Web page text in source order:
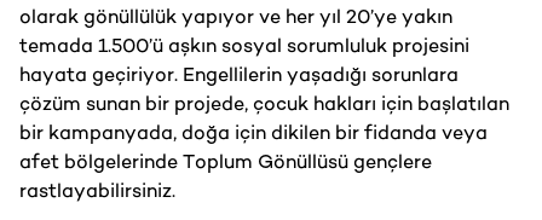
olarak gönüllülük yapıyor ve her yıl 20’ye yakın
temada 1.500’ü aşkın sosyal sorumluluk projesini
hayata geçiriyor. Engellilerin yaşadığı sorunlara
çözüm sunan bir projede, çocuk hakları için başlatılan
bir kampanyada, doğa için dikilen bir fidanda veya
afet bölgelerinde Toplum Gönüllüsü gençlere
rastlayabilirsiniz.